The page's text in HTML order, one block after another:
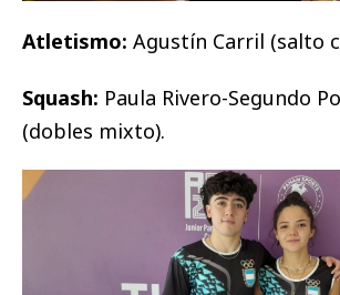
Atletismo: Agustín Carril (salto
Squash: Paula Rivero-Segundo
(dobles mixto).